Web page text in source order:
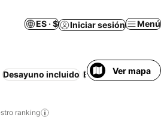
ES · $ Iniciar sesión Menú
Desayuno incluido Estacionamiento
Ver mapa
ranking